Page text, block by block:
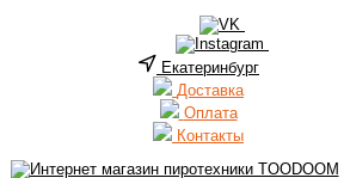
Екатеринбург
Доставка
Оплата
Контакты